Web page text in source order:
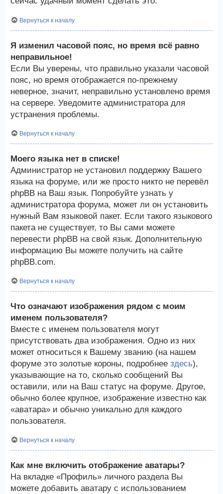
Вернуться к началу
Я изменил часовой пояс, но время всё равно
неправильное!
Если Вы уверены, что правильно указали часовой
пояс, но время отображается по-прежнему
неверное, значит, неправильно установлено время
на сервере. Уведомите администратора для
устранения проблемы.
Вернуться к началу
Моего языка нет в списке!
Администратор не установил поддержку Вашего
языка на форуме, или же просто никто не перевёл
phpBB на Ваш язык. Попробуйте узнать у
администратора форума, может ли он установить
нужный Вам языковой пакет. Если такого языкового
пакета не существует, то Вы сами можете
перевести phpBB на свой язык. Дополнительную
информацию Вы можете получить на сайте
phpBB.com.
Вернуться к началу
Что означают изображения рядом с моим
именем пользователя?
Вместе с именем пользователя могут
присутствовать два изображения. Одно из них
может относиться к Вашему званию (на нашем
форуме это золотые короны, подробнее здесь),
указывающие на то, сколько сообщений Вы
оставили, или на Ваш статус на форуме. Другое,
обычно более крупное, изображение известно как
«аватара» и обычно уникально для каждого
пользователя.
Вернуться к началу
Как мне включить отображение аватары?
На вкладке «Профиль» личного раздела Вы
можете добавить аватару с использованием